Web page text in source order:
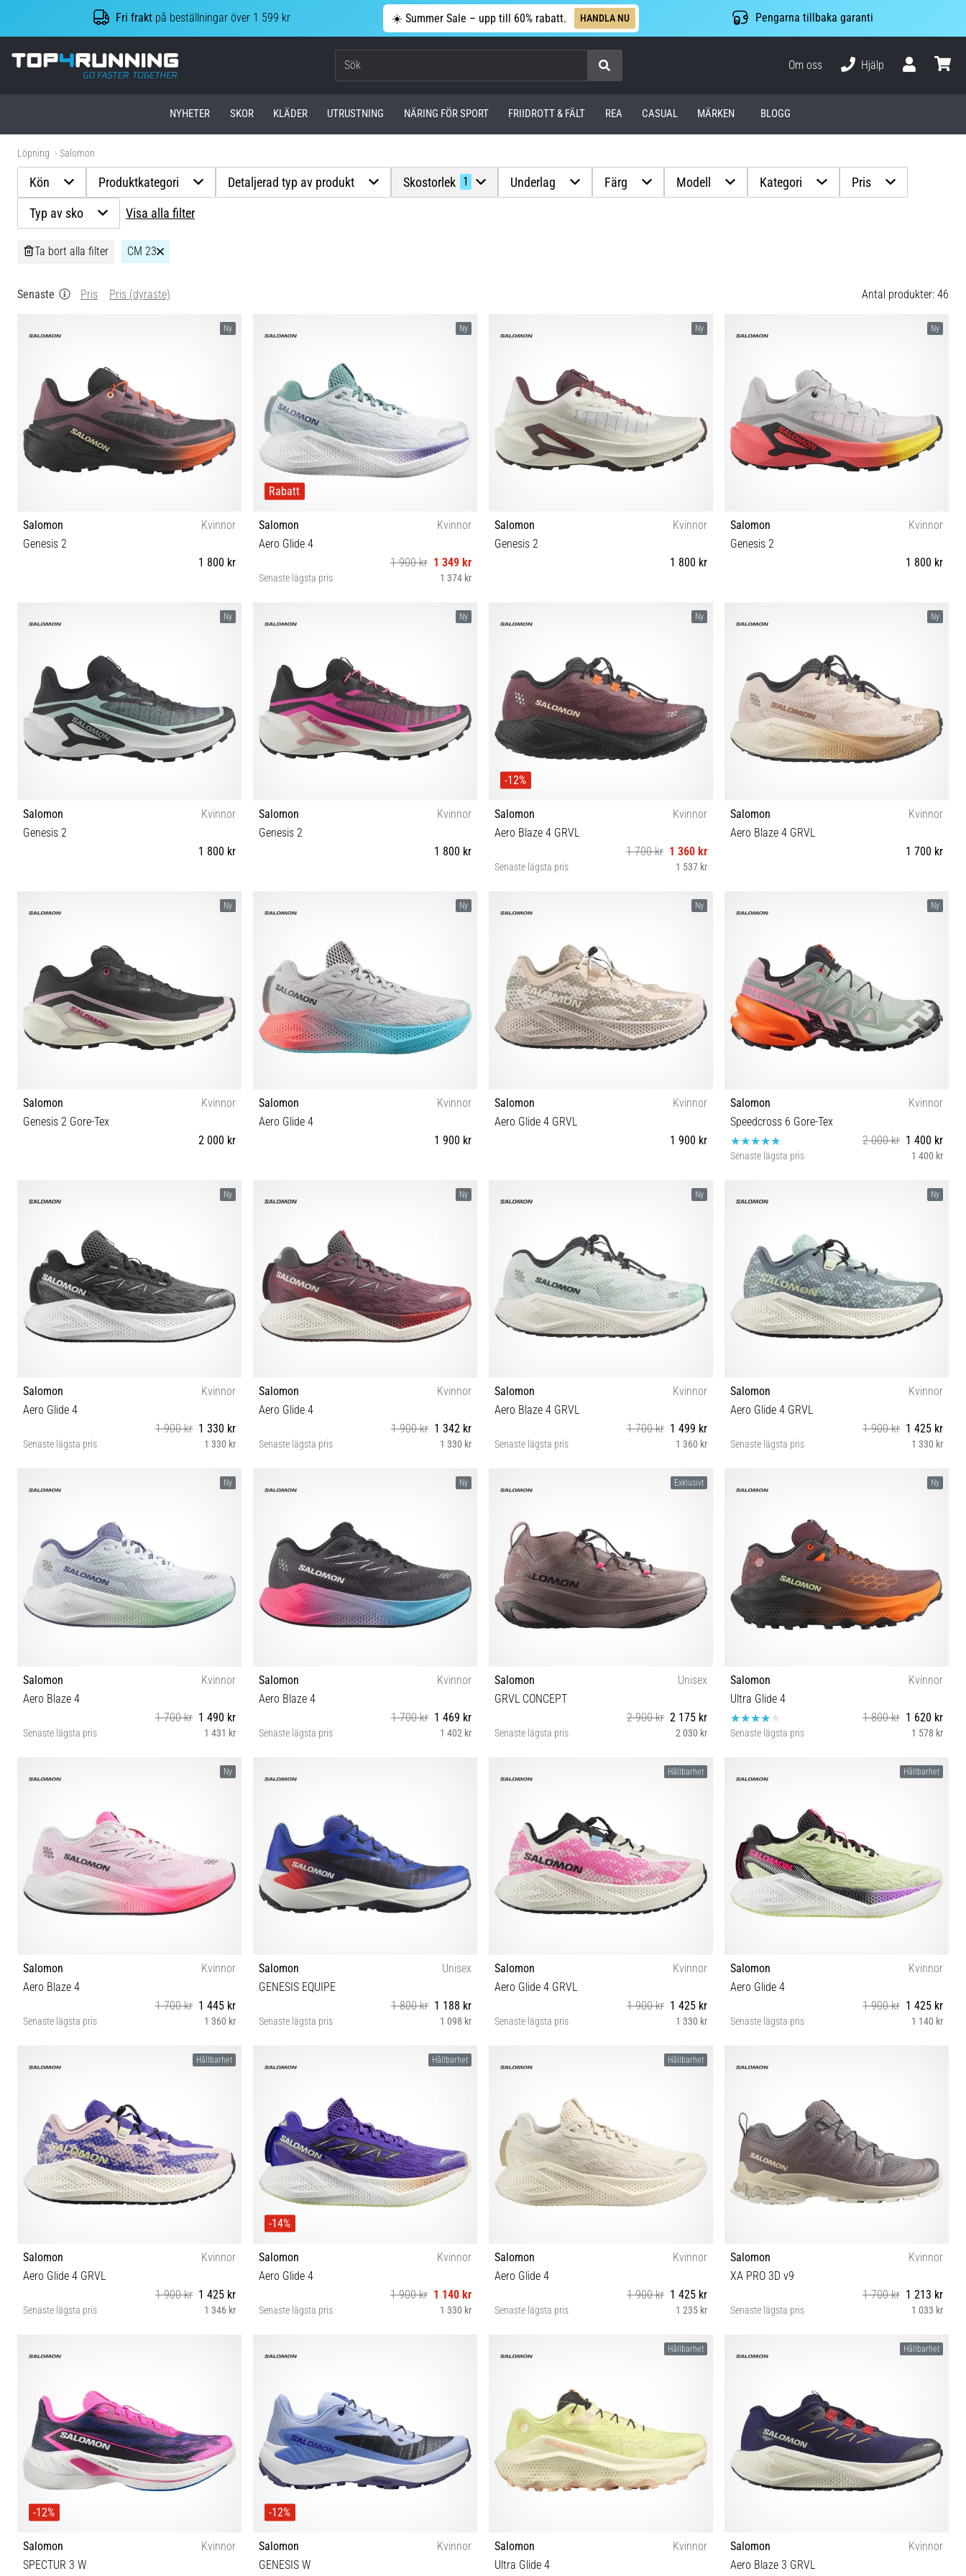
Fri frakt på beställningar över 1 599 kr ☀️ Summer Sale – upp till 60% rabatt. HANDLA NU Pengarna tillbaka garanti
Top4Running.se
Om oss
Hjälp
NYHETER SKOR KLÄDER UTRUSTNING NÄRING FÖR SPORT FRIIDROTT & FÄLT REA CASUAL MÄRKEN BLOGG
Löpning Salomon
Kön Produktkategori Detaljerad typ av produkt Skostorlek 1 Underlag Färg Modell Kategori Pris
Typ av sko Visa alla filter
Ta bort alla filter CM 23
Senaste Pris Pris (dyraste) Antal produkter: 46
Ny
Salomon
Kvinnor
Genesis 2
1 800 kr
Ny
Rabatt
Salomon
Kvinnor
Aero Glide 4
1 900 kr 1 349 kr
Senaste lägsta pris 1 374 kr
Ny
Salomon
Kvinnor
Genesis 2
1 800 kr
Ny
Salomon
Kvinnor
Genesis 2
1 800 kr
Ny
Salomon
Kvinnor
Genesis 2
1 800 kr
Ny
Salomon
Kvinnor
Genesis 2
1 800 kr
Ny
-12%
Salomon
Kvinnor
Aero Blaze 4 GRVL
1 700 kr 1 360 kr
Senaste lägsta pris 1 537 kr
Ny
Salomon
Kvinnor
Aero Blaze 4 GRVL
1 700 kr
Ny
Salomon
Kvinnor
Genesis 2 Gore-Tex
2 000 kr
Ny
Salomon
Kvinnor
Aero Glide 4
1 900 kr
Ny
Salomon
Kvinnor
Aero Glide 4 GRVL
1 900 kr
Ny
Salomon
Kvinnor
Speedcross 6 Gore-Tex
2 000 kr 1 400 kr
Senaste lägsta pris 1 400 kr
Ny
Salomon
Kvinnor
Aero Glide 4
1 900 kr 1 330 kr
Senaste lägsta pris 1 330 kr
Ny
Salomon
Kvinnor
Aero Glide 4
1 900 kr 1 342 kr
Senaste lägsta pris 1 330 kr
Ny
Salomon
Kvinnor
Aero Blaze 4 GRVL
1 700 kr 1 499 kr
Senaste lägsta pris 1 360 kr
37⅓ 38 38⅔ 39⅓ 40 40⅔ 41⅓ 42 42⅔
Ny
Salomon
Kvinnor
Aero Glide 4 GRVL
1 900 kr 1 425 kr
Senaste lägsta pris 1 330 kr
Ny
Salomon
Kvinnor
Aero Blaze 4
1 700 kr 1 490 kr
Senaste lägsta pris 1 431 kr
Ny
Salomon
Kvinnor
Aero Blaze 4
1 700 kr 1 469 kr
Senaste lägsta pris 1 402 kr
Exklusivt
Salomon
Unisex
GRVL CONCEPT
2 900 kr 2 175 kr
Senaste lägsta pris 2 030 kr
38 38⅔ 39⅓ 40 40⅔ 41⅓ 42 42⅔ 43⅓ 44 44⅔
Ny
Salomon
Kvinnor
Ultra Glide 4
1 800 kr 1 620 kr
Senaste lägsta pris 1 578 kr
37⅓ 38 38⅔ 39⅓ 40 40⅔ 41⅓ 42 42⅔
Ny
Salomon
Kvinnor
Aero Blaze 4
1 700 kr 1 445 kr
Senaste lägsta pris 1 360 kr
37⅓ 38 38⅔ 39⅓ 40 40⅔ 41⅓ 42 42⅔
Salomon
Unisex
GENESIS EQUIPE
1 800 kr 1 188 kr
Senaste lägsta pris 1 098 kr
38 38⅔ 39⅓ 40 40⅔ 41⅓ 42 42⅔ 44 44⅔ 45⅓ 46
Hållbarhet
Salomon
Kvinnor
Aero Glide 4 GRVL
1 900 kr 1 425 kr
Senaste lägsta pris 1 330 kr
Hållbarhet
Salomon
Kvinnor
Aero Glide 4
1 900 kr 1 425 kr
Senaste lägsta pris 1 140 kr
Hållbarhet
Salomon
Kvinnor
Aero Glide 4 GRVL
1 900 kr 1 425 kr
Senaste lägsta pris 1 346 kr
Hållbarhet
-14%
Salomon
Kvinnor
Aero Glide 4
1 900 kr 1 140 kr
Senaste lägsta pris 1 330 kr
Hållbarhet
Salomon
Kvinnor
Aero Glide 4
1 900 kr 1 425 kr
Senaste lägsta pris 1 235 kr
37⅓ 38 38⅔ 39⅓ 40 40⅔ 41⅓ 42 42⅔
Salomon
Kvinnor
XA PRO 3D v9
1 700 kr 1 213 kr
Senaste lägsta pris 1 033 kr
37⅓ 38 38⅔ 39⅓ 40 40⅔ 41⅓ 42
-12%
Salomon
Kvinnor
SPECTUR 3 W
-12%
Salomon
Kvinnor
GENESIS W
Hållbarhet
Salomon
Kvinnor
Ultra Glide 4
Hållbarhet
Salomon
Kvinnor
Aero Blaze 3 GRVL